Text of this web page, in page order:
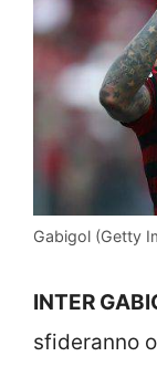
Gabigol (Getty
INTER
sfideranno